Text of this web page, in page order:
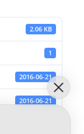
2.06 KB
1
2016-06-21
2016-06-21